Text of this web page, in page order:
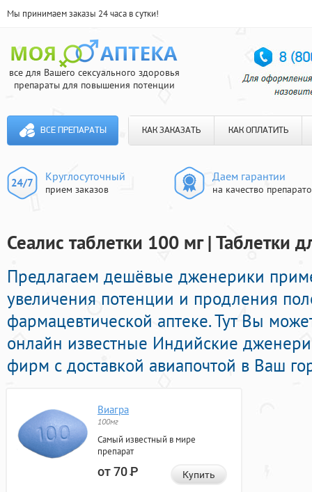
Мы принимаем заказы 24 часа в сутки!
все для Вашего сексуального здоровья
препараты для повышения потенции
ВСЕ ПРЕПАРАТЫ КАК ЗАКАЗАТЬ КАК ОПЛАТИТЬ
Круглосуточный
прием заказов
Даем гарантии
на качество
Сеалис таблетки 100 мг | Таблетки
Предлагаем дешёвые дженерики
увеличения потенции и продления
фармацевтической аптеке. Тут Вы
онлайн известные Индийские
фирм с доставкой авиапочтой в Ваш
Виагра
100мг
Самый известный в мире
препарат
от 70Р Купить